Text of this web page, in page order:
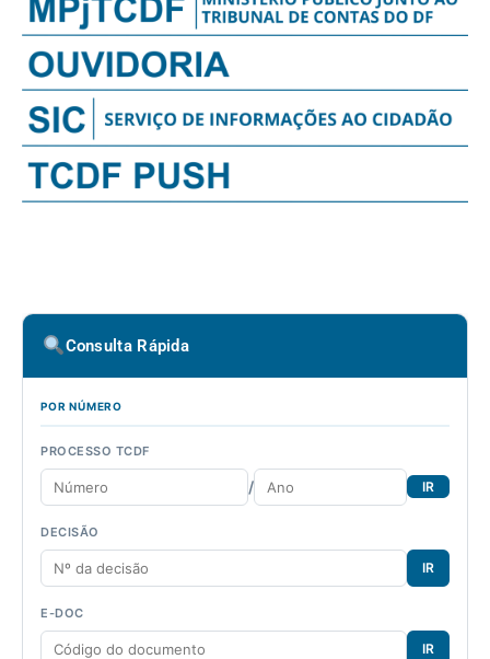
Consulta Rápida
POR NÚMERO
PROCESSO TCDF
/ IR
DECISÃO
IR
E-DOC
IR